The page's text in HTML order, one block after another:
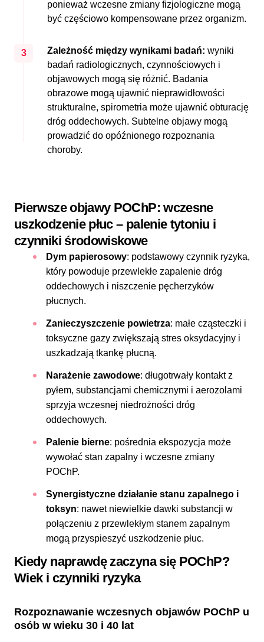
ponieważ wczesne zmiany fizjologiczne mogą
być częściowo kompensowane przez organizm.
3 Zależność między wynikami badań: wyniki
badań radiologicznych, czynnościowych i
objawowych mogą się różnić. Badania
obrazowe mogą ujawnić nieprawidłowości
strukturalne, spirometria może ujawnić obturację
dróg oddechowych. Subtelne objawy mogą
prowadzić do opóźnionego rozpoznania
choroby.
Pierwsze objawy POChP: wczesne
uszkodzenie płuc – palenie tytoniu i
czynniki środowiskowe
Dym papierosowy: podstawowy czynnik ryzyka,
który powoduje przewlekłe zapalenie dróg
oddechowych i niszczenie pęcherzyków
płucnych.
Zanieczyszczenie powietrza: małe cząsteczki i
toksyczne gazy zwiększają stres oksydacyjny i
uszkadzają tkankę płucną.
Narażenie zawodowe: długotrwały kontakt z
pyłem, substancjami chemicznymi i aerozolami
sprzyja wczesnej niedrożności dróg
oddechowych.
Palenie bierne: pośrednia ekspozycja może
wywołać stan zapalny i wczesne zmiany
POChP.
Synergistyczne działanie stanu zapalnego i
toksyn: nawet niewielkie dawki substancji w
połączeniu z przewlekłym stanem zapalnym
mogą przyspieszyć uszkodzenie płuc.
Kiedy naprawdę zaczyna się POChP?
Wiek i czynniki ryzyka
Rozpoznawanie wczesnych objawów POChP u
osób w wieku 30 i 40 lat